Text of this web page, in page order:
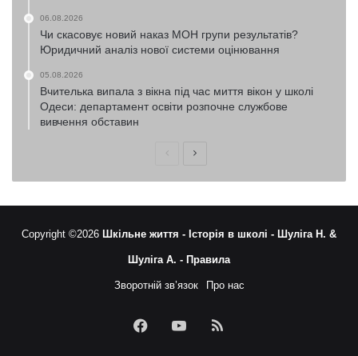
06.08.2026
Чи скасовує новий наказ МОН групи результатів?
Юридичний аналіз нової системи оцінювання
05.08.2026
Вчителька випала з вікна під час миття вікон у школі
Одеси: департамент освіти розпочне службове
вивчення обставин
ПопередняНаступна
Copyright ©2026 Шкільне життя - Історія в школі - Шуліга Н. &
Шуліга А. - Правила
Зворотній зв’язок Про нас
FacebookYouTubeRSS